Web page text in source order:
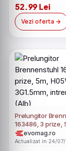
52.99 Lei
Vezi oferta
Prelungitor
163486, 3 prize,
F 3G1.5mm,
evomag.ro
Actualizat in 24/